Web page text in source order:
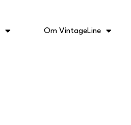
Om VintageLine